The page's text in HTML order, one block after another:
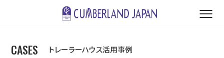
CASES トレーラーハウス活用事例